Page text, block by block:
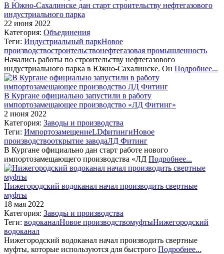
В Южно-Сахалинске дан старт строительству нефтегазового
индустриального парка
22 июня 2022
Категория: Объединения
Теги: Индустриальный паркНовое
производствостроительствонефтегазовая промышленность
Начались работы по строительству нефтегазового
индустриального парка в Южно-Сахалинске. Он Подробнее...
В Кургане официально запустили в работу
импортозамещающее производство «ЛД Фитинг»
2 июня 2022
Категория: Заводы и производства
Теги: ИмпортозамещениеLDфитингиНовое
производствооткрытие заводаЛД Фитинг
В Кургане официально дан старт работе нового
импортозамещающего производства «ЛД Подробнее...
Нижегородский водоканал начал производить свертные
муфты
18 мая 2022
Категория: Заводы и производства
Теги: водоканалНовое производствомуфтыНижегородский
водоканал
Нижегородский водоканал начал производить свертные
муфты, которые используются для быстрого Подробнее...